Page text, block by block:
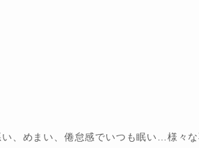
、めまい、倦怠感でいつも眠い…様々